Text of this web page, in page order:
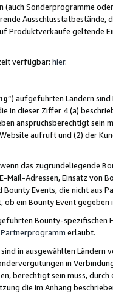
Sonderprogramme
Ausschlusstatbestände,
Produktverkäufe geltende
verfügbar: hier.
“) aufgeführten Ländern
in dieser Ziffer 4 (a)
anspruchsberechtigt sein
aufruft und (2) der
das zugrundeliegende
Mail-Adressen, Einsatz von
Events, die nicht
ob ein Bounty Event
Bounty-spezifischen
erlaubt.
in ausgewählten Ländern
in
berechtigt sein muss,
die im Anhang